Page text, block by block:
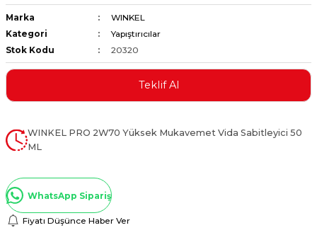
Kaplamalar
ve Penseler
Marka
WINKEL
Kategori
Yapıştırıcılar
Stok Kodu
20320
Teklif Al
WINKEL PRO 2W70 Yüksek Mukavemet Vida Sabitleyici 50
ML
WhatsApp Sipariş
Fiyatı Düşünce Haber Ver